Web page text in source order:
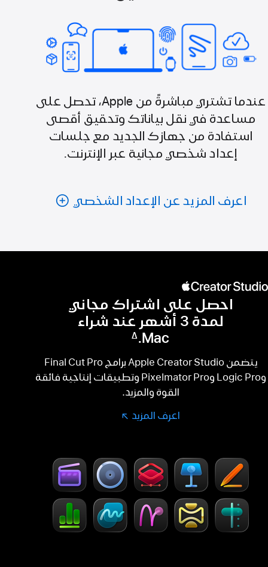
عندما تشتري مباشرةً من Apple، تحصل على
مساعدة في نقل بياناتك وتحقيق أقصى
استفادة من جهازك الجديد مع جلسات
إعداد شخصي مجانية عبر الإنترنت.
اعرف المزيد عن الإعداد الشخصي
احصل على اشتراك مجاني
لمدة 3 أشهر عند شراء
Mac.
∆
يتضمن Apple Creator Studio برامج Final Cut Pro
وLogic Pro وPixelmator Pro وتطبيقات إنتاجية فائقة
القوة والمزيد.
اعرف المزيد اعرف
Creator Studio
(Opens
new
window)